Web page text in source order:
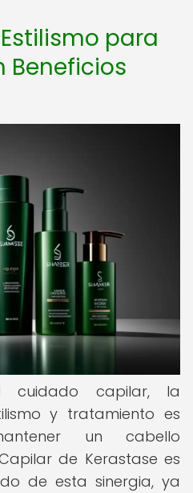
para
Beneficios
cuidado capilar, la
y tratamiento es
un cabello
de Kerastase es
de esta sinergia, ya